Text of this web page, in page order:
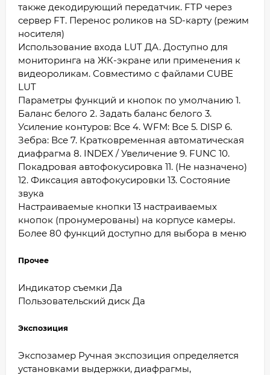
также декодирующий передатчик. FTP через
сервер FT. Перенос роликов на SD-карту (режим
носителя)
Использование входа LUT ДА. Доступно для
мониторинга на ЖК-экране или применения к
видеороликам. Совместимо с файлами CUBE
LUT
Параметры функций и кнопок по умолчанию 1.
Баланс белого 2. Задать баланс белого 3.
Усиление контуров: Все 4. WFM: Все 5. DISP 6.
Зебра: Все 7. Кратковременная автоматическая
диафрагма 8. INDEX / Увеличение 9. FUNC 10.
Покадровая автофокусировка 11. (Не назначено)
12. Фиксация автофокусировки 13. Состояние
звука
Настраиваемые кнопки 13 настраиваемых
кнопок (пронумерованы) на корпусе камеры.
Более 80 функций доступно для выбора в меню
Прочее
Индикатор съемки Да
Пользовательский диск Да
Экспозиция
Экспозамер Ручная экспозиция определяется
установками выдержки, диафрагмы,